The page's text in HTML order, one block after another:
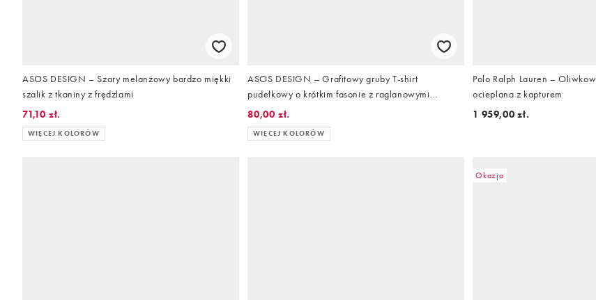
ASOS DESIGN – Szary melanżowy bardzo miękki
szalik z tkaniny z frędzlami
71,10 zł.
WIĘCEJ KOLORÓW
ASOS DESIGN – Grafitowy gruby T-shirt
pudełkowy o krótkim fasonie z raglanowymi
rękawami
80,00 zł.
WIĘCEJ KOLORÓW
Polo Ralph Lauren –
ocieplana z kapturem
1 959,00 zł.
Okazja